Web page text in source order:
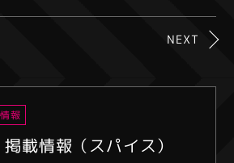
NEXT
報
掲載情報（スパイス）